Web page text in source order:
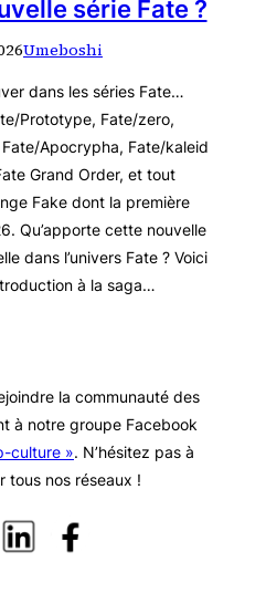
série Fate ?
Umeboshi
dans les séries Fate…
Prototype, Fate/zero,
Apocrypha, Fate/kaleid
Grand Order, et tout
Fake dont la première
Qu’apporte cette nouvelle
dans l’univers Fate ? Voici
à la saga…
la communauté des
à notre groupe Facebook
culture ». N’hésitez pas à
tous nos réseaux !